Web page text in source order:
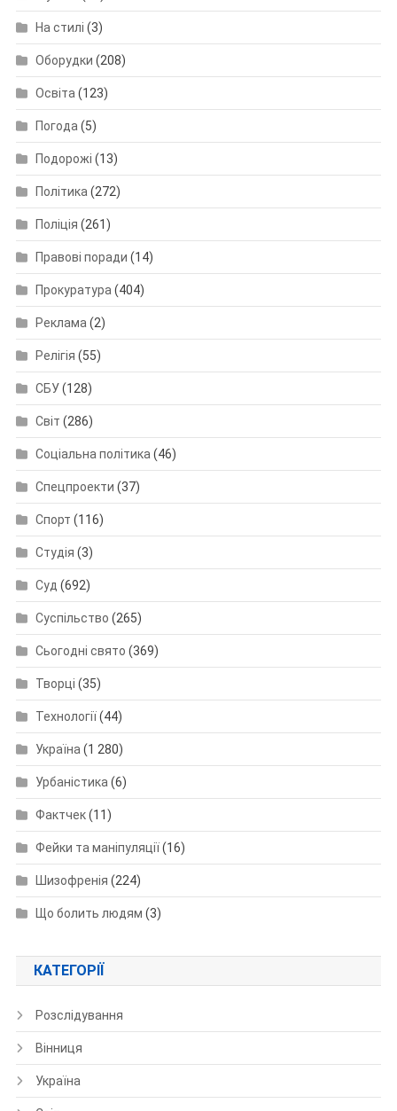
На стилі (3)
Оборудки (208)
Освіта (123)
Погода (5)
Подорожі (13)
Політика (272)
Поліція (261)
Правові поради (14)
Прокуратура (404)
Реклама (2)
Релігія (55)
СБУ(128)
Світ (286)
Соціальна політика (46)
Спецпроекти (37)
Спорт (116)
Студія (3)
Суд (692)
Суспільство (265)
Сьогодні свято (369)
Творці (35)
Технології(44)
Україна (1 280)
Урбаністика (6)
Фактчек(11)
Фейки та маніпуляції(16)
Шизофренія (224)
Що болить людям (3)
КАТЕГОРІЇ
Розслідування
Вінниця
Україна